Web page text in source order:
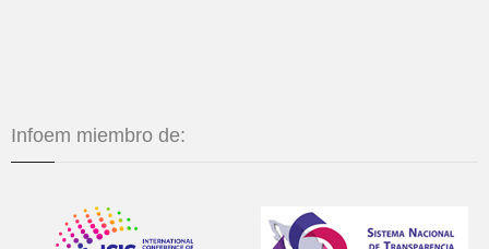
Infoem miembro de: